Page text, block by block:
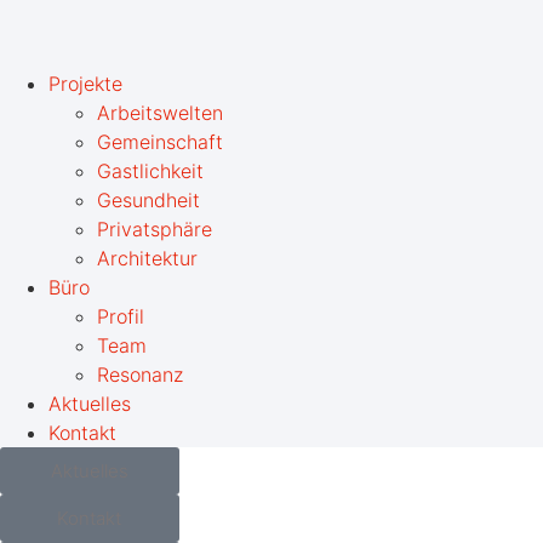
Projekte
Arbeitswelten
Gemeinschaft
Gastlichkeit
Gesundheit
Privatsphäre
Architektur
Büro
Profil
Team
Resonanz
Aktuelles
Kontakt